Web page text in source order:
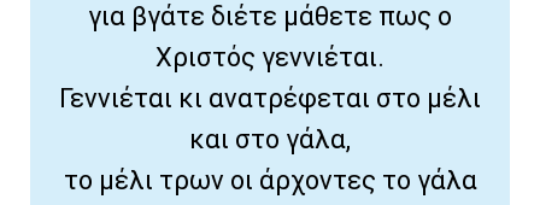
για βγάτε διέτε μάθετε πως ο
Χριστός γεννιέται.
Γεννιέται κι ανατρέφεται στο μέλι
και στο γάλα,
το μέλι τρων οι άρχοντες το γάλα